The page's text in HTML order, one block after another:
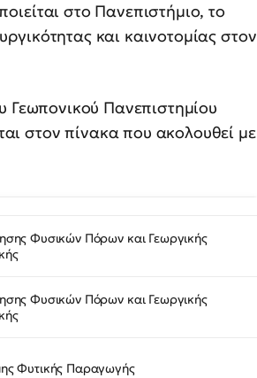
στο Πανεπιστήμιο, το
και καινοτομίας στον
Γεωπονικού Πανεπιστημίου
στον πίνακα που ακολουθεί με
Φυσικών Πόρων και Γεωργικής
Φυσικών Πόρων και Γεωργικής
Φυτικής Παραγωγής